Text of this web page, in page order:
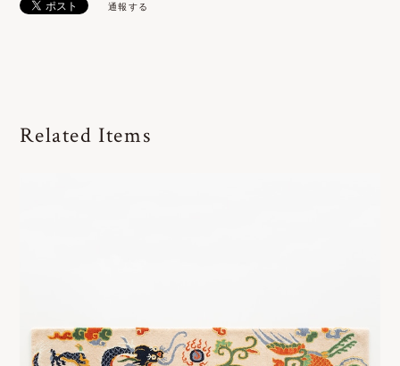
通報する
Related Items